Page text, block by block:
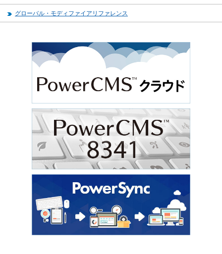
グローバル・モディファイアリファレンス